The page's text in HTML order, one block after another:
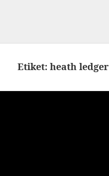
Etiket:heath ledger